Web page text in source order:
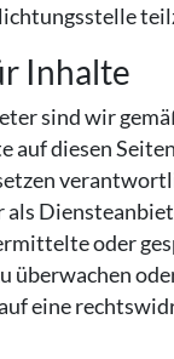
Inhalte
sind wir
auf diesen
als
oder
überwachen
eine